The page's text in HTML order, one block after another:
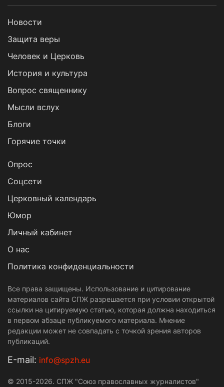
Новости
Защита веры
Человек и Церковь
История и культура
Вопрос священнику
Мысли вслух
Блоги
Горячие точки
Опрос
Cоцсети
Церковный календарь
Юмор
Личный кабинет
О нас
Политика конфиденциальности
Все права защищены. Использование и цитирование
материалов сайта СПЖ разрешается при условии открытой
ссылки на цитируемую статью, которая должна находиться
в первом абзаце публикуемого материала. Мнение
редакции может не совпадать с точкой зрения авторов
публикаций.
Е-mail: info@spzh.eu
© 2015-2026. СПЖ "Союз православных журналистов"